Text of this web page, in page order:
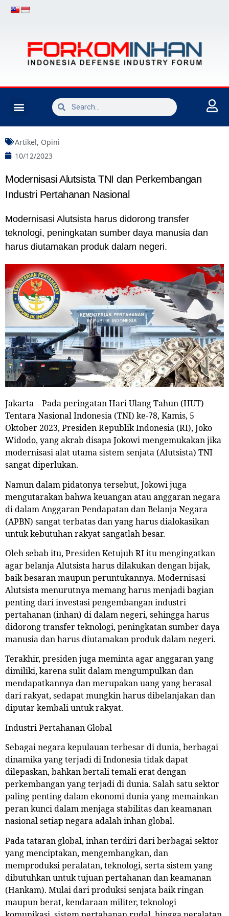
Artikel, Opini
10/12/2023
Modernisasi Alutsista TNI dan Perkembangan
Industri Pertahanan Nasional
Modernisasi Alutsista harus didorong transfer
teknologi, peningkatan sumber daya manusia dan
harus diutamakan produk dalam negeri.
Jakarta – Pada peringatan Hari Ulang Tahun (HUT)
Tentara Nasional Indonesia (TNI) ke-78, Kamis, 5
Oktober 2023, Presiden Republik Indonesia (RI), Joko
Widodo, yang akrab disapa Jokowi mengemukakan jika
modernisasi alat utama sistem senjata (Alutsista) TNI
sangat diperlukan.
Namun dalam pidatonya tersebut, Jokowi juga
mengutarakan bahwa keuangan atau anggaran negara
di dalam Anggaran Pendapatan dan Belanja Negara
(APBN) sangat terbatas dan yang harus dialokasikan
untuk kebutuhan rakyat sangatlah besar.
Oleh sebab itu, Presiden Ketujuh RI itu mengingatkan
agar belanja Alutsista harus dilakukan dengan bijak,
baik besaran maupun peruntukannya. Modernisasi
Alutsista menurutnya memang harus menjadi bagian
penting dari investasi pengembangan industri
pertahanan (inhan) di dalam negeri, sehingga harus
didorong transfer teknologi, peningkatan sumber daya
manusia dan harus diutamakan produk dalam negeri.
Terakhir, presiden juga meminta agar anggaran yang
dimiliki, karena sulit dalam mengumpulkan dan
mendapatkannya dan merupakan uang yang berasal
dari rakyat, sedapat mungkin harus dibelanjakan dan
diputar kembali untuk rakyat.
Industri Pertahanan Global
Sebagai negara kepulauan terbesar di dunia, berbagai
dinamika yang terjadi di Indonesia tidak dapat
dilepaskan, bahkan bertali temali erat dengan
perkembangan yang terjadi di dunia. Salah satu sektor
paling penting dalam ekonomi dunia yang memainkan
peran kunci dalam menjaga stabilitas dan keamanan
nasional setiap negara adalah inhan global.
Pada tataran global, inhan terdiri dari berbagai sektor
yang menciptakan, mengembangkan, dan
memproduksi peralatan, teknologi, serta sistem yang
dibutuhkan untuk tujuan pertahanan dan keamanan
(Hankam). Mulai dari produksi senjata baik ringan
maupun berat, kendaraan militer, teknologi